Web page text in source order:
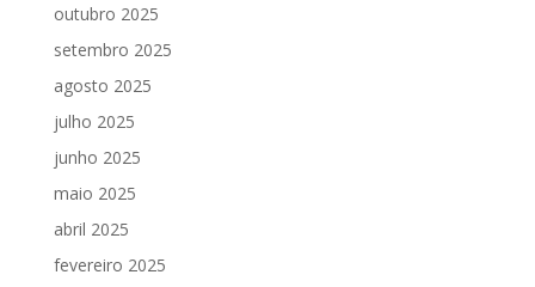
outubro 2025
setembro 2025
agosto 2025
julho 2025
junho 2025
maio 2025
abril 2025
fevereiro 2025